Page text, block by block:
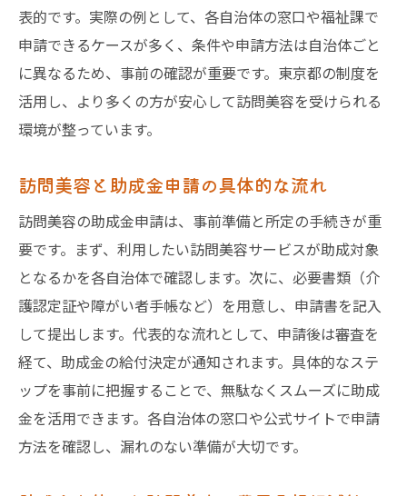
表的です。実際の例として、各自治体の窓口や福祉課で
申請できるケースが多く、条件や申請方法は自治体ごと
に異なるため、事前の確認が重要です。東京都の制度を
活用し、より多くの方が安心して訪問美容を受けられる
環境が整っています。
訪問美容と助成金申請の具体的な流れ
訪問美容の助成金申請は、事前準備と所定の手続きが重
要です。まず、利用したい訪問美容サービスが助成対象
となるかを各自治体で確認します。次に、必要書類（介
護認定証や障がい者手帳など）を用意し、申請書を記入
して提出します。代表的な流れとして、申請後は審査を
経て、助成金の給付決定が通知されます。具体的なステ
ップを事前に把握することで、無駄なくスムーズに助成
金を活用できます。各自治体の窓口や公式サイトで申請
方法を確認し、漏れのない準備が大切です。